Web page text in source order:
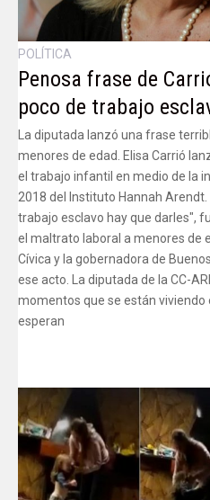
POLÍTICA
Penosa frase de
poco de trabajo
La diputada lanzó una frase
menores de edad. Elisa Carrió
el trabajo infantil en medio de la
2018 del Instituto Hannah Arendt.
trabajo esclavo hay que darles",
el maltrato laboral a menores de
Cívica y la gobernadora de
ese acto. La diputada de la CC-
momentos que se están viviendo
esperan